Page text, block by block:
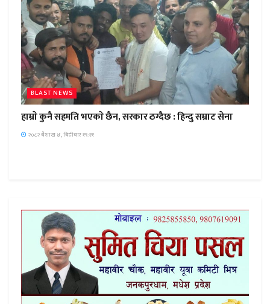
BLAST NEWS
हाम्राे कुनै सहमति भएकाे छैन, सरकार ठग्दैछ : हिन्दु सम्राट सेना
२०८२ बैशाख ४, बिहीबार १९:११